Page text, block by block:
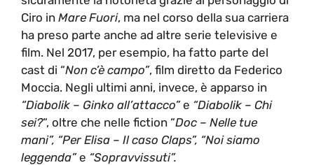
Ciro in Mare Fuori, ma nel corso della sua carriera
ha preso parte anche ad altre serie televisive e
film. Nel 2017, per esempio, ha fatto parte del
cast di “Non c’è campo”, film diretto da Federico
Moccia. Negli ultimi anni, invece, è apparso in
“Diabolik – Ginko all’attacco”e “Diabolik – Chi
sei?“, oltre che nelle fiction “Doc – Nelle tue
mani”, “Per Elisa – Il caso Claps”, “Noi siamo
leggenda”e “Sopravvissuti”.